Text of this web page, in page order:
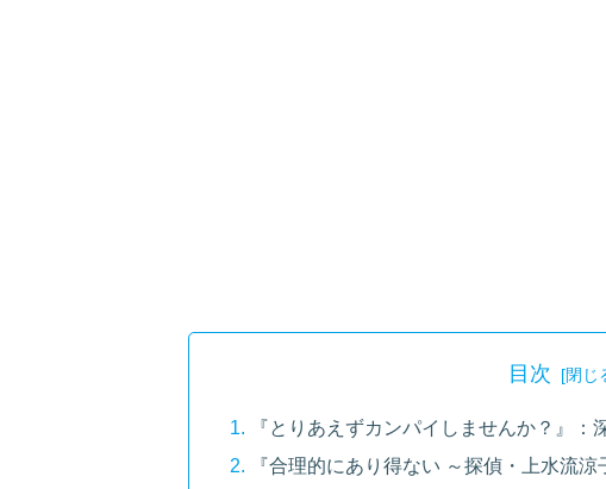
目次
『とりあえずカンパイしませんか？』：
『合理的にあり得ない ～探偵・上水流